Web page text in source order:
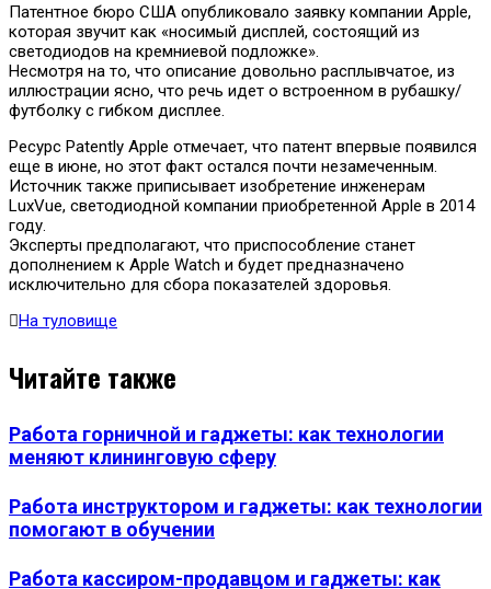
Патентное бюро США опубликовало заявку компании Apple,
которая звучит как «носимый дисплей, состоящий из
светодиодов на кремниевой подложке».
Несмотря на то, что описание довольно расплывчатое, из
иллюстрации ясно, что речь идет о встроенном в рубашку/
футболку с гибком дисплее.
Ресурс Patently Apple отмечает, что патент впервые появился
еще в июне, но этот факт остался почти незамеченным.
Источник также приписывает изобретение инженерам
LuxVue, светодиодной компании приобретенной Apple в 2014
году.
Эксперты предполагают, что приспособление станет
дополнением к Apple Watch и будет предназначено
исключительно для сбора показателей здоровья.
На туловище
Читайте также
Работа горничной и гаджеты: как технологии
меняют клининговую сферу
Работа инструктором и гаджеты: как технологии
помогают в обучении
Работа кассиром-продавцом и гаджеты: как